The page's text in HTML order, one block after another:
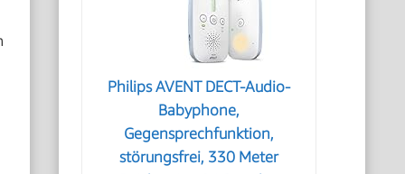
Philips AVENT DECT-Audio-
Babyphone,
Gegensprechfunktion,
störungsfrei, 330 Meter